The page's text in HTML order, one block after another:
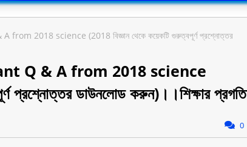
2018 science (2018 বিজ্ঞান থেকে কয়েকটি গুরুত্বপূর্ণ প্রশ্নোত্তর
Q & A from 2018 science
প্রশ্নোত্তর ডাউনলোড করুন)।।শিক্ষার প্রগতি
0